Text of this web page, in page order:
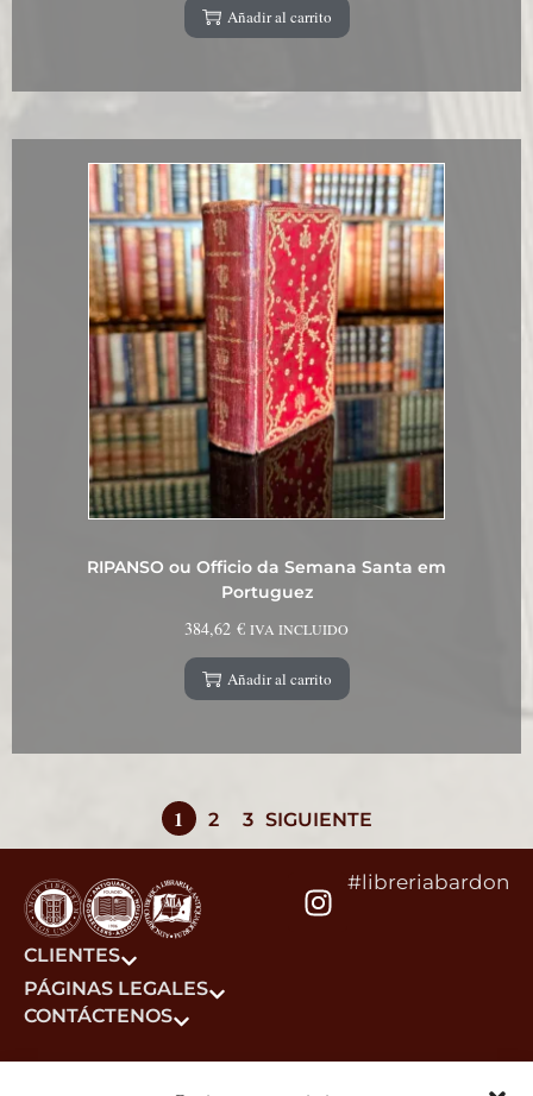
Añadir al carrito
RIPANSO ou Officio da Semana Santa em
Portuguez
384,62 € IVA INCLUIDO
Añadir al carrito
1 2 3 SIGUIENTE
#libreriabardon
CLIENTES
PÁGINAS LEGALES
CONTÁCTENOS